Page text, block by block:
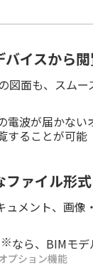
バイスから
図面も、スム
電波が届かない
することが可能
ファイル形
ュメント、画像
※なら、BIMモ
プション機能